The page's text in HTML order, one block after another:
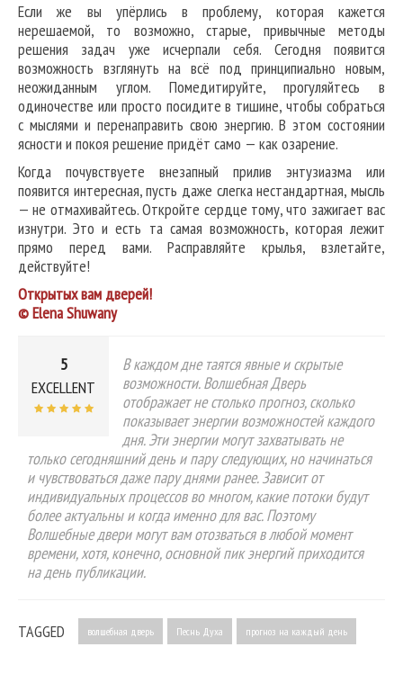
Если же вы упёрлись в проблему, которая кажется
нерешаемой, то возможно, старые, привычные методы
решения задач уже исчерпали себя. Сегодня появится
возможность взглянуть на всё под принципиально новым,
неожиданным углом. Помедитируйте, прогуляйтесь в
одиночестве или просто посидите в тишине, чтобы собраться
с мыслями и перенаправить свою энергию. В этом состоянии
ясности и покоя решение придёт само — как озарение.
Когда почувствуете внезапный прилив энтузиазма или
появится интересная, пусть даже слегка нестандартная, мысль
— не отмахивайтесь. Откройте сердце тому, что зажигает вас
изнутри. Это и есть та самая возможность, которая лежит
прямо перед вами. Расправляйте крылья, взлетайте,
действуйте!
Открытых вам дверей!
© Elena Shuwany
5
EXCELLENT
В каждом дне таятся явные и скрытые
возможности. Волшебная Дверь
отображает не столько прогноз, сколько
показывает энергии возможностей каждого
дня. Эти энергии могут захватывать не
только сегодняшний день и пару следующих, но начинаться
и чувствоваться даже пару днями ранее. Зависит от
индивидуальных процессов во многом, какие потоки будут
более актуальны и когда именно для вас. Поэтому
Волшебные двери могут вам отозваться в любой момент
времени, хотя, конечно, основной пик энергий приходится
на день публикации.
TAGGED волшебная дверь Песнь Духа прогноз на каждый день